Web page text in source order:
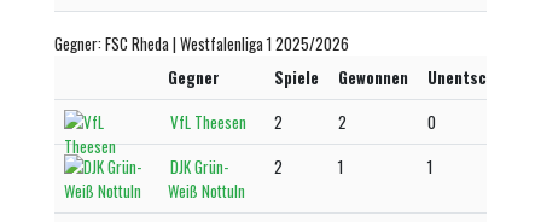
Gegner: FSC Rheda | Westfalenliga 1 2025/2026
Gegner
Spiele Gewonnen
Unentschieden
VfL Theesen
2 2
0
DJK Grün-
Weiß Nottuln
2 1 1